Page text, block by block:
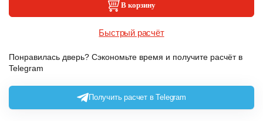
В корзину
Быстрый расчёт
Понравилась дверь? Сэкономьте время и получите расчёт в
Telegram
Получить расчет в Telegram